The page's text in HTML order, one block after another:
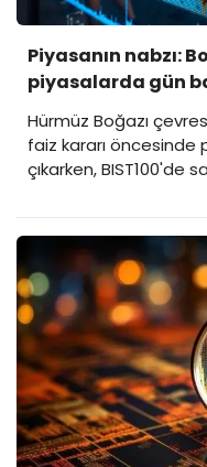
Piyasanın nabzı:
piyasalarda gün
Hürmüz Boğazı
faiz kararı
çıkarken, BIST100'de